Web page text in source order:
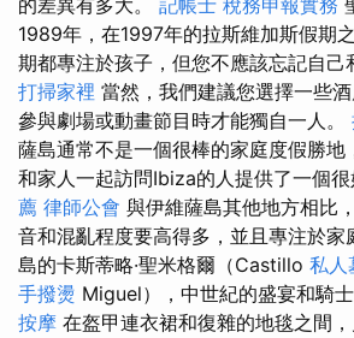
的差異有多大。 記帳士 稅務申報實務
1989年，在1997年的拉斯維加斯假期
期都專注於孩子，但您不應該忘記自己
打掃家裡 當然，我們建議您選擇一些
參與劇場或動畫節目時才能獨自一人。
薩島通常不是一個很棒的家庭度假勝地
和家人一起訪問Ibiza的人提供了一個很
薦 律師公會 與伊維薩島其他地方相比
音和混亂程度要高得多，並且專注於家
島的卡斯蒂略·聖米格爾（Castillo 私人
手撥燙 Miguel），中世紀的盛宴和騎
按摩 在盔甲連衣裙和復雜的地毯之間